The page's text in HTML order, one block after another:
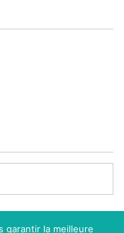
garantir la meilleure